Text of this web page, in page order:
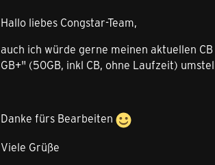
Hallo liebes Congstar-Team,
auch ich würde gerne meinen aktuellen
GB+" (50GB, inkl CB, ohne Laufzeit)
Danke fürs Bearbeiten
Viele Grüße